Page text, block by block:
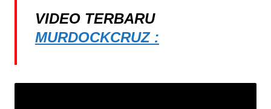
VIDEO TERBARU
MURDOCKCRUZ :